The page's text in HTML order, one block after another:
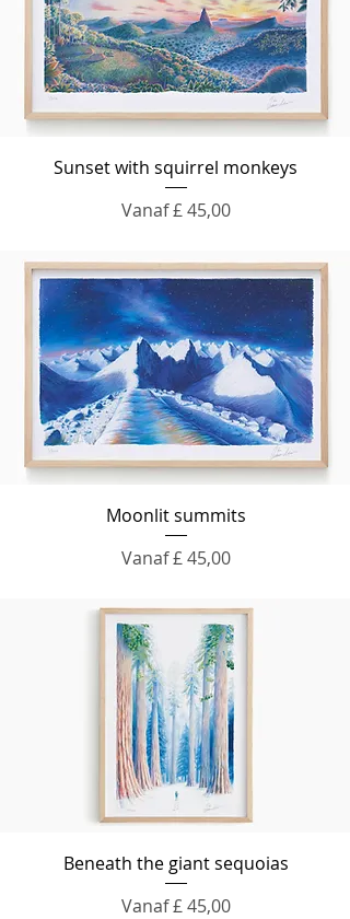
Sunset with squirrel monkeys
Vanaf£ 45,00
Verkoopprijs
Moonlit summits
Vanaf£ 45,00
Verkoopprijs
Beneath the giant sequoias
Vanaf£ 45,00
Verkoopprijs